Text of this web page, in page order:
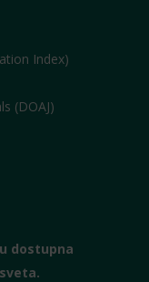
Index)
(DOAJ)
dostupna